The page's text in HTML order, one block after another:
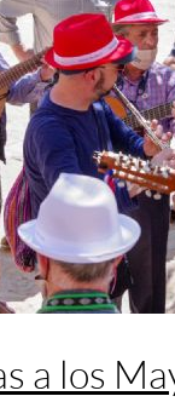
a los